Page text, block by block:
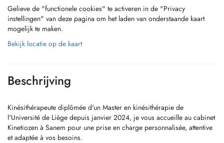
Gelieve de "functionele cookies" te activeren in de "Privacy
instellingen" van deze pagina om het laden van onderstaande kaart
mogelijk te maken.
Bekijk locatie op de kaart
Beschrijving
Kinésithérapeute diplômée d'un Master en kinésithérapie de
l'Université de Liège depuis janvier 2024, je vous accueille au cabinet
Kinetiozen à Sanem pour une prise en charge personnalisée, attentive
et adaptée à vos besoins.